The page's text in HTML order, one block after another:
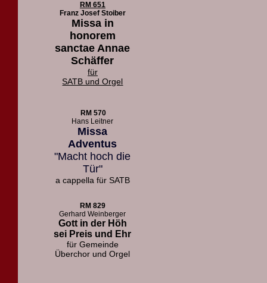
RM 651
Franz Josef Stoiber
Missa in
honorem
sanctae Annae
Schäffer
für
SATB und Orgel
RM 570
Hans Leitner
Missa
Adventus
"Macht hoch die
Tür"
a cappella für SATB
RM 829
Gerhard Weinberger
Gott in der Höh
sei Preis und Ehr
für Gemeinde
Überchor und Orgel